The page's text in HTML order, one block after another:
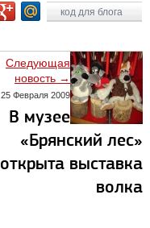
код для блога
Следующая
новость →
25 Февраля 2009
В музее
«Брянский лес»
открыта выставка
волка